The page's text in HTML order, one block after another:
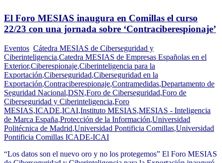
El Foro MESIAS inaugura en Comillas el curso
22/23 con una jornada sobre ‘Contraciberespionaje’
Eventos Cátedra MESIAS de Ciberseguridad y
Ciberinteligencia,Catedra MESIAS de Empresas Españolas en el
Exterior,Ciberespionaje,Ciberinteligencia para la
Exportación,Ciberseguridad,Ciberseguridad en la
Exportación,Contraciberespionaje,Contramedidas,Departamento de
Seguridad Nacional,DSN,Foro de Ciberseguridad,Foro de
Ciberseguridad y Ciberinteligencia,Foro
MESIAS,ICADE,ICAI,Instituto MESIAS,MESIAS - Inteligencia
de Marca España,Protección de la Información,Universidad
Politécnica de Madrid,Universidad Pontificia Comillas,Universidad
Pontificia Comillas ICADE-ICAI
“Los datos son el nuevo oro y no los protegemos” El Foro MESIAS